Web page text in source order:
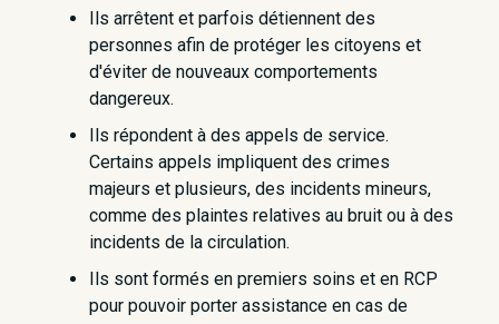
Ils arrêtent et parfois détiennent des
personnes afin de protéger les citoyens et
d'éviter de nouveaux comportements
dangereux.
Ils répondent à des appels de service.
Certains appels impliquent des crimes
majeurs et plusieurs, des incidents mineurs,
comme des plaintes relatives au bruit ou à des
incidents de la circulation.
Ils sont formés en premiers soins et en RCP
pour pouvoir porter assistance en cas de